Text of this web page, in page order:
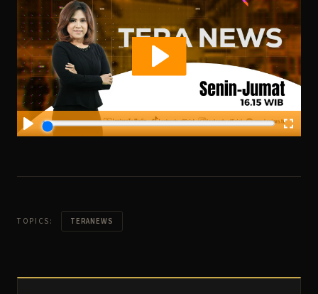
TOPICS: TERANEWS